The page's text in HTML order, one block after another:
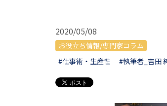
2020/05/08
お役立ち情報/専門家コラム
#仕事術・生産性
#執筆者_吉田